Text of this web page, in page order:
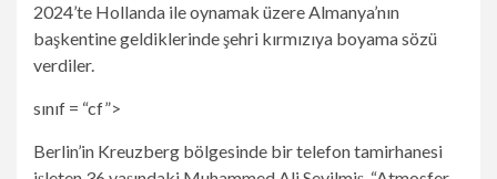
2024’te Hollanda ile oynamak üzere Almanya’nın
başkentine geldiklerinde şehri kırmızıya boyama sözü
verdiler.
sınıf = “cf”>
Berlin’in Kreuzberg bölgesinde bir telefon tamirhanesi